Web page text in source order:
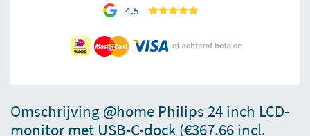
4.5
Omschrijving @home Philips 24 inch LCD-
monitor met USB-C-dock (€367,66 incl.